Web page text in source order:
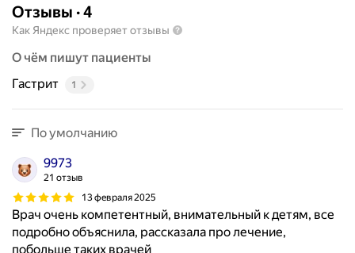
Отзывы ·4
Как Яндекс проверяет отзывы
О чём пишут пациенты
Гастрит
1
По умолчанию
9973
21 отзыв
13 февраля 2025
Врач очень компетентный, внимательный к детям, все
подробно объяснила, рассказала про лечение,
побольше таких врачей